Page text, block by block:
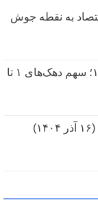
اقتصاد به نقطه جوش
افزایش قابل توجه یارانه آذر ۱۴۰۴؛ سهم دهک‌های ۱ تا